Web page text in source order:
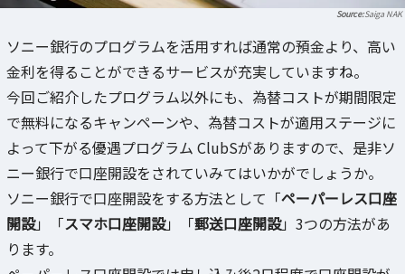
Saiga NAK
ソニー銀行のプログラムを活用すれば通常の預金より、高い
金利を得ることができるサービスが充実していますね。
今回ご紹介したプログラム以外にも、為替コストが期間限定
で無料になるキャンペーンや、為替コストが適用ステージに
よって下がる優遇プログラム ClubSがありますので、是非ソ
ニー銀行で口座開設をされていみてはいかがでしょうか。
ソニー銀行で口座開設をする方法として「ペーパーレス口座
開設」「スマホ口座開設」「郵送口座開設」3つの方法があ
ります。